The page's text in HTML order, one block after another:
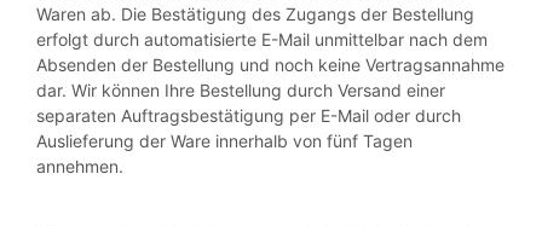
Waren ab. Die Bestätigung des Zugangs der Bestellung
erfolgt durch automatisierte E-Mail unmittelbar nach dem
Absenden der Bestellung und noch keine Vertragsannahme
dar. Wir können Ihre Bestellung durch Versand einer
separaten Auftragsbestätigung per E-Mail oder durch
Auslieferung der Ware innerhalb von fünf Tagen
annehmen.